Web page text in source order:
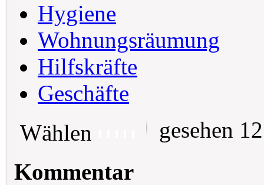
Hygiene
Wohnungsräumung
Hilfskräfte
Geschäfte
Wählen
gesehen
Kommentar